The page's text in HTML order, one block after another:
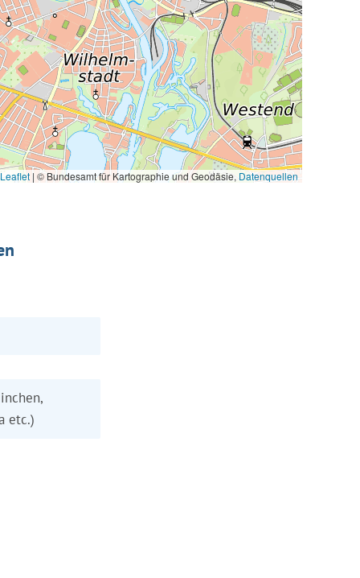
| © Bundesamt für Kartographie und Geodäsie, Datenquellen
etc.)